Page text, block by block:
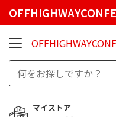
マイストア